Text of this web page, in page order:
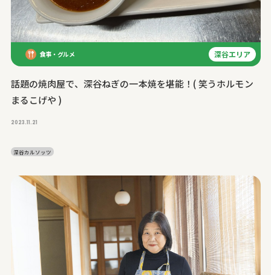
食事・グルメ 深谷エリア
話題の焼肉屋で、深谷ねぎの一本焼を堪能！( 笑うホルモン
まるこげや )
2023.11.21
深谷カルソッツ